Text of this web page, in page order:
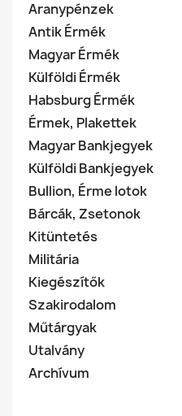
Aranypénzek
Antik Érmék
Magyar Érmék
Külföldi Érmék
Habsburg Érmék
Érmek, Plakettek
Magyar Bankjegyek
Külföldi Bankjegyek
Bullion, Érme lotok
Bárcák, Zsetonok
Kitüntetés
Militária
Kiegészítők
Szakirodalom
Műtárgyak
Utalvány
Archívum